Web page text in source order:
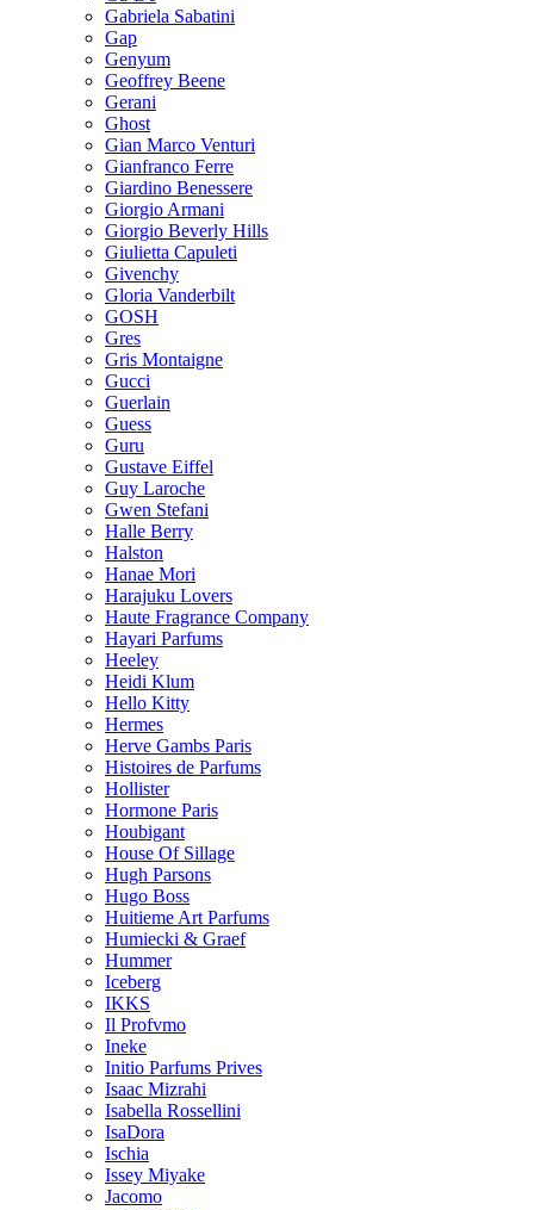
Gabriela Sabatini
Gap
Genyum
Geoffrey Beene
Gerani
Ghost
Gian Marco Venturi
Gianfranco Ferre
Giardino Benessere
Giorgio Armani
Giorgio Beverly Hills
Giulietta Capuleti
Givenchy
Gloria Vanderbilt
GOSH
Gres
Gris Montaigne
Gucci
Guerlain
Guess
Guru
Gustave Eiffel
Guy Laroche
Gwen Stefani
Halle Berry
Halston
Hanae Mori
Harajuku Lovers
Haute Fragrance Company
Hayari Parfums
Heeley
Heidi Klum
Hello Kitty
Hermes
Herve Gambs Paris
Histoires de Parfums
Hollister
Hormone Paris
Houbigant
House Of Sillage
Hugh Parsons
Hugo Boss
Huitieme Art Parfums
Humiecki & Graef
Hummer
Iceberg
IKKS
Il Profvmo
Ineke
Initio Parfums Prives
Isaac Mizrahi
Isabella Rossellini
IsaDora
Ischia
Issey Miyake
Jacomo